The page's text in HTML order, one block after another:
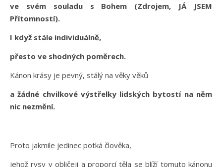
ve svém souladu s Bohem (Zdrojem, JÁ JSEM
Přítomností).
I když stále individuálně,
přesto ve shodných poměrech.
Kánon krásy je pevný, stálý na věky věků
a žádné chvilkové výstřelky lidských bytostí na něm
nic nezmění.
Proto jakmile jedinec potká člověka,
jehož rysy v obličeji a proporcí těla se blíží tomuto kánonu